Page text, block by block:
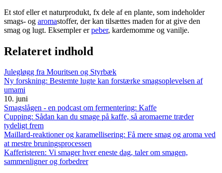
Et stof eller et naturprodukt, fx dele af en plante, som indeholder
smags- og aromastoffer, der kan tilsættes maden for at give den
smag og lugt. Eksempler erpeber, kardemomme og vanilje.
Relateret indhold
Julegløgg fra Mouritsen og Styrbæk
Ny forskning: Bestemte lugte kan forstærke smagsoplevelsen af
umami
10. juni
Smagslågen - en podcast om fermentering: Kaffe
Cupping: Sådan kan du smage på kaffe, så aromaerne træder
tydeligt frem
Maillard-reaktioner og karamellisering: Få mere smag og aroma ved
at mestre bruningsprocessen
Kafferisteren: Vi smager hver eneste dag, taler om smagen,
sammenligner og forbedrer